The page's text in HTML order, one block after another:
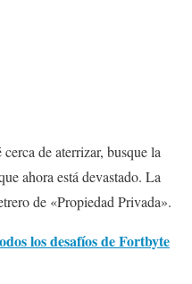
de aterrizar, busque la
ahora está devastado. La
de «Propiedad Privada».
los desafíos de Fortbyte